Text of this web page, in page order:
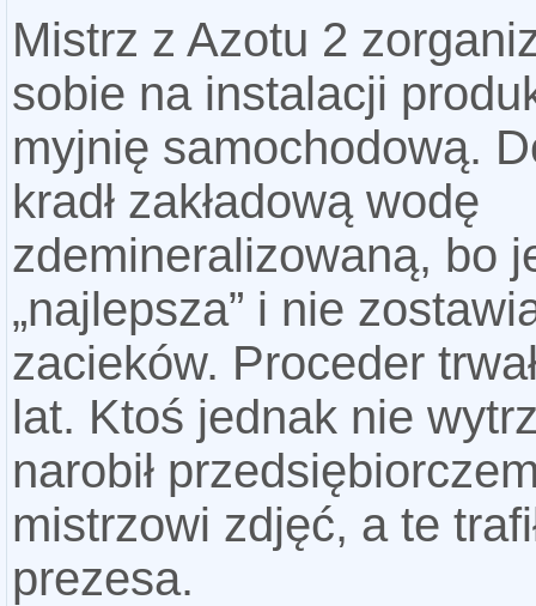
Mistrz z Azotu 2
sobie na instalacji
myjnię samochodową.
kradł zakładową wodę
zdemineralizowaną, bo
„najlepsza” i nie
zacieków. Proceder
lat. Ktoś jednak nie
narobił
mistrzowi zdjęć, a te
prezesa.